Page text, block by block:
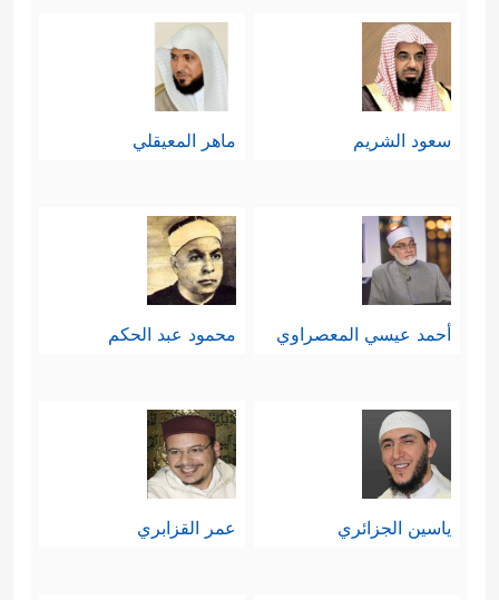
سعود الشريم ماهر المعيقلي
أحمد عيسي المعصراوي محمود عبد الحكم
ياسين الجزائري عمر القزابري